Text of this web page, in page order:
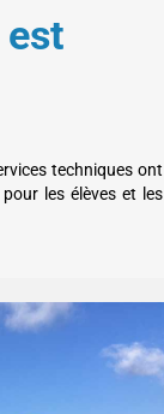
est
techniques ont
les élèves et les